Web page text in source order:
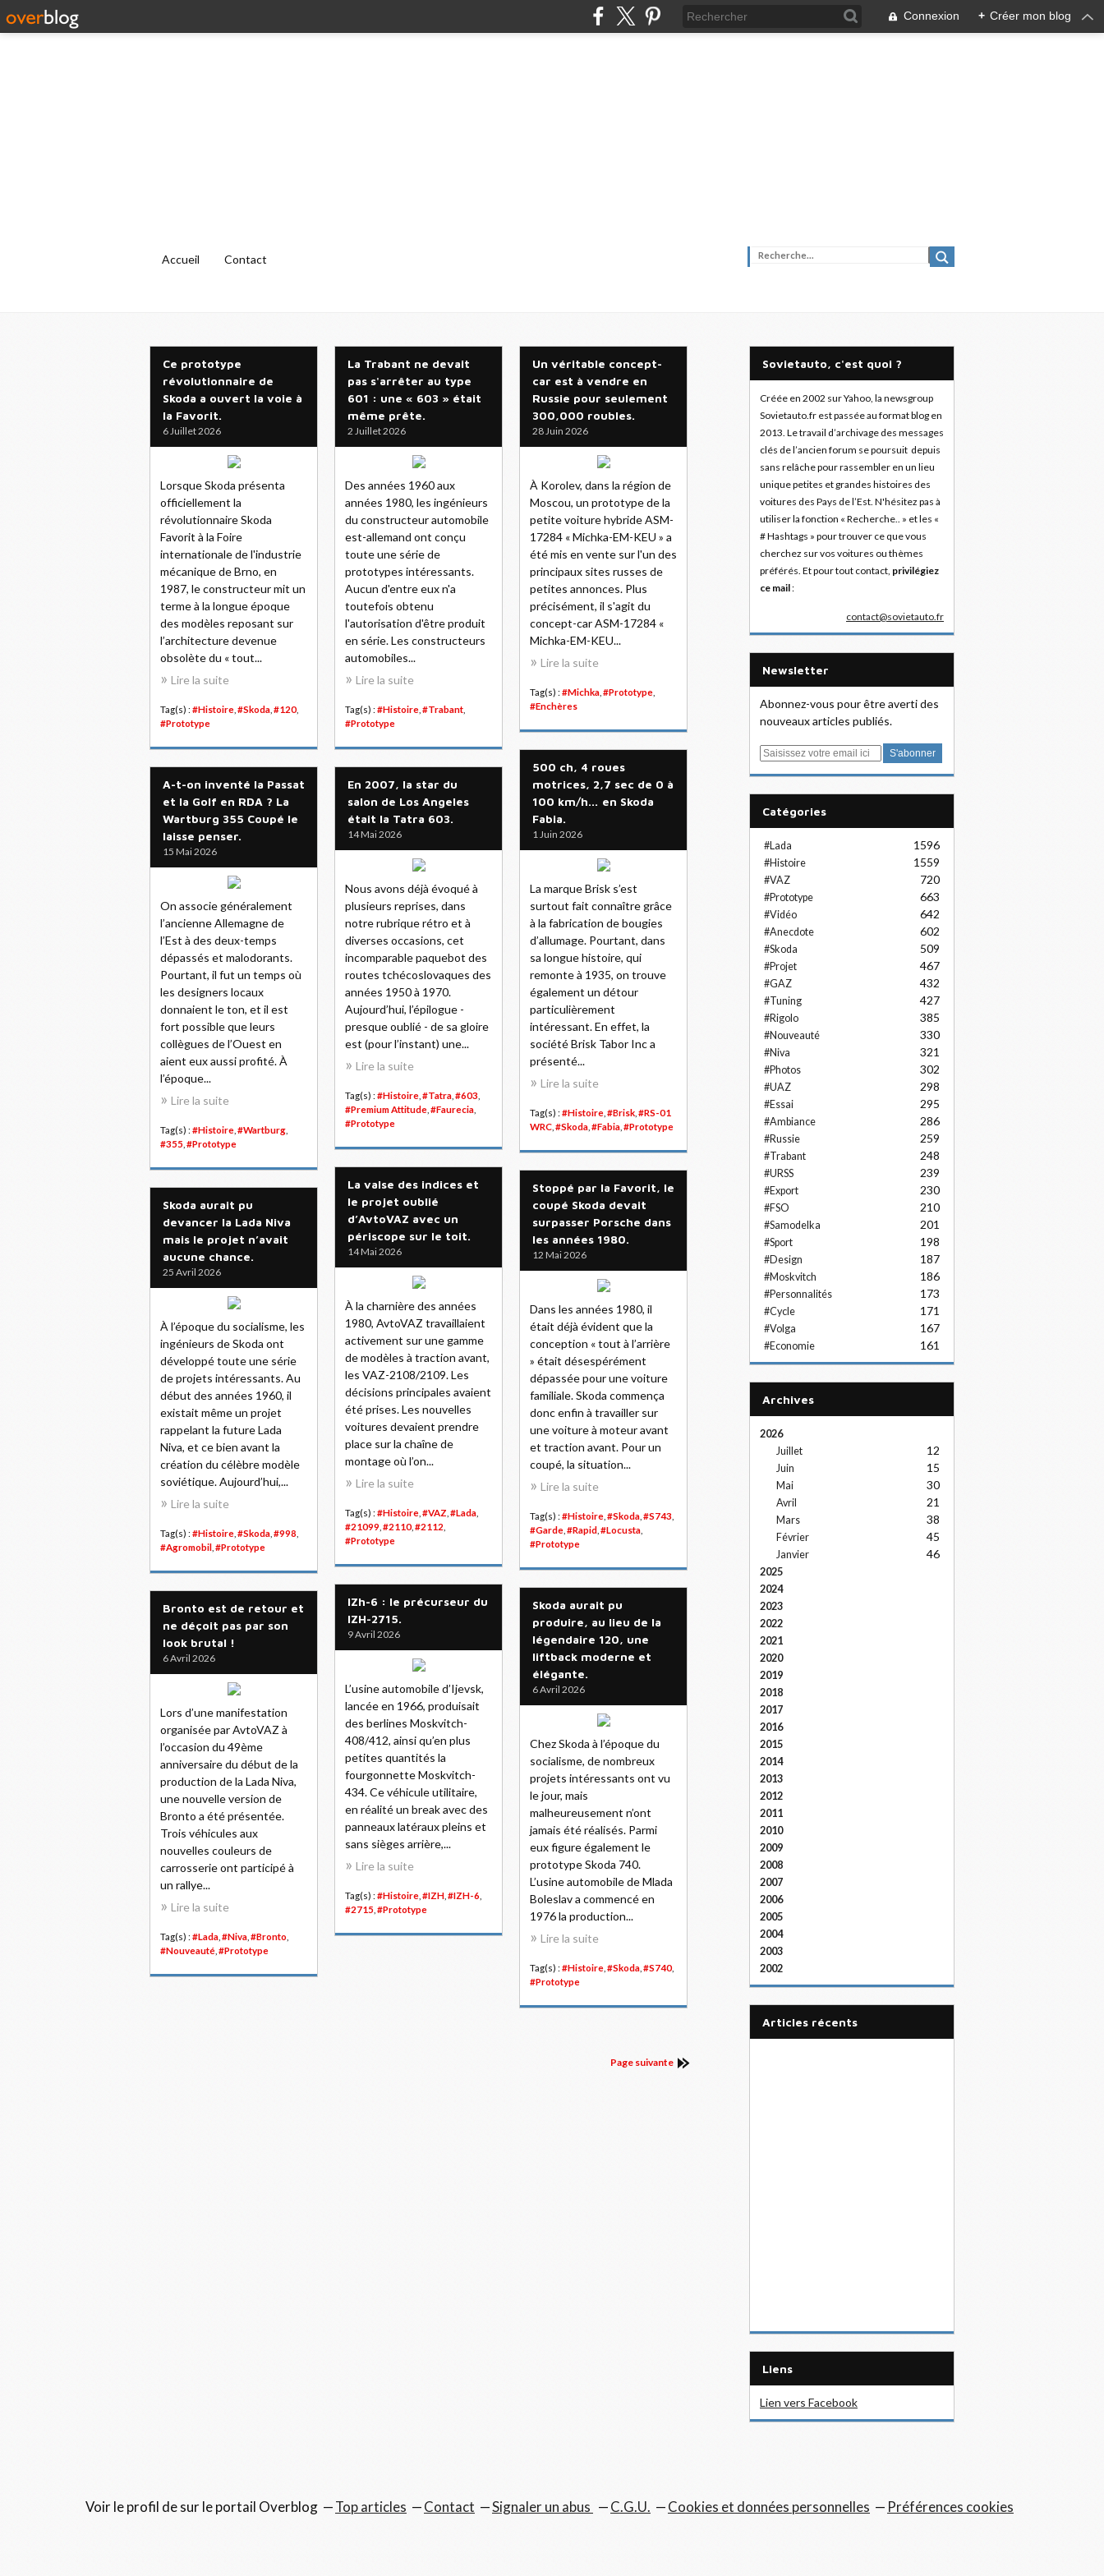
Connexion + Créer mon blog
Accueil Contact
Ce prototype
révolutionnaire de
Skoda a ouvert la voie à
la Favorit.
6 Juillet 2026
Lorsque Skoda présenta
officiellement la
révolutionnaire Skoda
Favorit à la Foire
internationale de l'industrie
mécanique de Brno, en
1987, le constructeur mit un
terme à la longue époque
des modèles reposant sur
l’architecture devenue
obsolète du « tout...
Lire la suite
Tag(s) : #Histoire #Skoda #120,
#Prototype
La Trabant ne devait
pas s'arrêter au type
601 : une « 603 » était
même prête.
2 Juillet 2026
Des années 1960 aux
années 1980, les ingénieurs
du constructeur automobile
est-allemand ont conçu
toute une série de
prototypes intéressants.
Aucun d'entre eux n'a
toutefois obtenu
l'autorisation d'être produit
en série. Les constructeurs
automobiles...
Lire la suite
Tag(s) : #Histoire #Trabant
#Prototype
Un véritable concept-
car est à vendre en
Russie pour seulement
300,000 roubles.
28 Juin 2026
À Korolev, dans la région de
Moscou, un prototype de la
petite voiture hybride ASM-
17284 « Michka-EM-KEU » a
été mis en vente sur l'un des
principaux sites russes de
petites annonces. Plus
précisément, il s'agit du
concept-car ASM-17284 «
Michka-EM-KEU...
Lire la suite
Tag(s) : #Michka #Prototype
#Enchères
500 ch, 4 roues
motrices, 2,7 sec de 0 à
100 km/h… en Skoda
Fabia.
1 Juin 2026
La marque Brisk s’est
surtout fait connaître grâce
à la fabrication de bougies
d’allumage. Pourtant, dans
sa longue histoire, qui
remonte à 1935, on trouve
également un détour
particulièrement
intéressant. En effet, la
société Brisk Tabor Inc a
présenté...
Lire la suite
Tag(s) : #Histoire #Brisk #RS-01
WRC #Skoda #Fabia #Prototype
A-t-on inventé la Passat
et la Golf en RDA ? La
Wartburg 355 Coupé le
laisse penser.
15 Mai 2026
On associe généralement
l’ancienne Allemagne de
l’Est à des deux-temps
dépassés et malodorants.
Pourtant, il fut un temps où
les designers locaux
donnaient le ton, et il est
fort possible que leurs
collègues de l’Ouest en
aient eux aussi profité. À
l’époque...
Lire la suite
Tag(s) : #Histoire #Wartburg
#355 #Prototype
En 2007, la star du
salon de Los Angeles
était la Tatra 603.
14 Mai 2026
Nous avons déjà évoqué à
plusieurs reprises, dans
notre rubrique rétro et à
diverses occasions, cet
incomparable paquebot des
routes tchécoslovaques des
années 1950 à 1970.
Aujourd’hui, l’épilogue -
presque oublié - de sa gloire
est (pour l’instant) une...
Lire la suite
Tag(s) : #Histoire #Tatra #603
#Premium Attitude #Faurecia
#Prototype
La valse des indices et
le projet oublié
d’AvtoVAZ avec un
périscope sur le toit.
14 Mai 2026
À la charnière des années
1980, AvtoVAZ travaillaient
activement sur une gamme
de modèles à traction avant,
les VAZ-2108/2109. Les
décisions principales avaient
été prises. Les nouvelles
voitures devaient prendre
place sur la chaîne de
montage où l’on...
Lire la suite
Tag(s) : #Histoire #VAZ #Lada
#21099 #2110, #2112
#Prototype
Stoppé par la Favorit, le
coupé Skoda devait
surpasser Porsche dans
les années 1980.
12 Mai 2026
Dans les années 1980, il
était déjà évident que la
conception « tout à l’arrière
» était désespérément
dépassée pour une voiture
familiale. Skoda commença
donc enfin à travailler sur
une voiture à moteur avant
et traction avant. Pour un
coupé, la situation...
Lire la suite
Tag(s) : #Histoire #Skoda #S743
#Garde #Rapid #Locusta
#Prototype
Skoda aurait pu
devancer la Lada Niva
mais le projet n’avait
aucune chance.
25 Avril 2026
À l’époque du socialisme, les
ingénieurs de Skoda ont
développé toute une série
de projets intéressants. Au
début des années 1960, il
existait même un projet
rappelant la future Lada
Niva, et ce bien avant la
création du célèbre modèle
soviétique. Aujourd’hui,...
Lire la suite
Tag(s) : #Histoire #Skoda #998
#Agromobil #Prototype
IZh-6 : le précurseur du
IZH-2715.
9 Avril 2026
L’usine automobile d’Ijevsk,
lancée en 1966, produisait
des berlines Moskvitch-
408/412, ainsi qu’en plus
petites quantités la
fourgonnette Moskvitch-
434. Ce véhicule utilitaire,
en réalité un break avec des
panneaux latéraux pleins et
sans sièges arrière,...
Lire la suite
Tag(s) : #Histoire #IZH #IZH-6
#2715 #Prototype
Skoda aurait pu
produire, au lieu de la
légendaire 120, une
liftback moderne et
élégante.
6 Avril 2026
Chez Skoda à l’époque du
socialisme, de nombreux
projets intéressants ont vu
le jour, mais
malheureusement n’ont
jamais été réalisés. Parmi
eux figure également le
prototype Skoda 740.
L’usine automobile de Mlada
Boleslav a commencé en
1976 la production...
Lire la suite
Tag(s) : #Histoire #Skoda #S740,
#Prototype
Bronto est de retour et
ne déçoit pas par son
look brutal !
6 Avril 2026
Lors d’une manifestation
organisée par AvtoVAZ à
l’occasion du 49ème
anniversaire du début de la
production de la Lada Niva,
une nouvelle version de
Bronto a été présentée.
Trois véhicules aux
nouvelles couleurs de
carrosserie ont participé à
un rallye...
Lire la suite
Tag(s) : #Lada #Niva #Bronto
#Nouveauté #Prototype
Page suivante
Sovietauto, c'est quoi ?
Créée en 2002 sur Yahoo, la newsgroup
Sovietauto.fr est passée au format blog en
2013. Le travail d’archivage des messages
clés de l’ancien forum se poursuit depuis
sans relâche pour rassembler en un lieu
unique petites et grandes histoires des
voitures des Pays de l’Est. N'hésitez pas à
utiliser la fonction « Recherche.. » et les «
# Hashtags » pour trouver ce que vous
cherchez sur vos voitures ou thèmes
préférés. Et pour tout contact, privilégiez
ce mail:
contact@sovietauto.fr
Newsletter
Abonnez-vous pour être averti des
nouveaux articles publiés.
E
Catégories
#Lada 1596
#Histoire 1559
#VAZ 720
#Prototype 663
#Vidéo 642
#Anecdote 602
#Skoda 509
#Projet 467
#GAZ 432
#Tuning 427
#Rigolo 385
#Nouveauté 330
#Niva 321
#Photos 302
#UAZ 298
#Essai 295
#Ambiance 286
#Russie 259
#Trabant 248
#URSS 239
#Export 230
#FSO 210
#Samodelka 201
#Sport 198
#Design 187
#Moskvitch 186
#Personnalités 173
#Cycle 171
#Volga 167
#Economie 161
Archives
2026
Juillet
12
Juin 15
Mai 30
Avril 21
Mars 38
Février 45
Janvier 46
2025
2024
2023
2022
2021
2020
2019
2018
2017
2016
2015
2014
2013
2012
2011
2010
2009
2008
2007
2006
2005
2004
2003
2002
articles récents
Liens
Lien vers Facebook
Voir le profil desur le portail Overblog Top articles Contact Signaler un abus C.G.U. Cookies et données personnelles Préférences cookies